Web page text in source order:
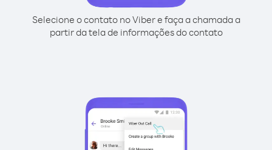
Selecione o contato no Viber e faça a chamada a
partir da tela de informações do contato